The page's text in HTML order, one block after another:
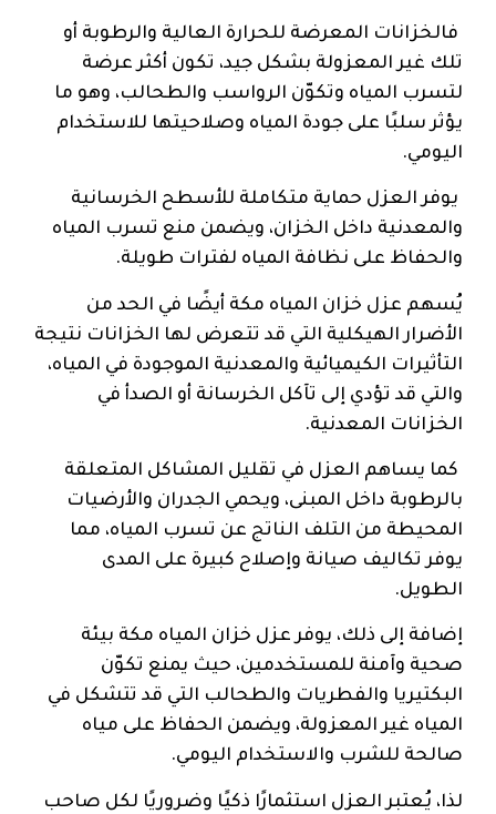
فالخزانات المعرضة للحرارة العالية والرطوبة أو
تلك غير المعزولة بشكل جيد، تكون أكثر عرضة
لتسرب المياه وتكوّن الرواسب والطحالب، وهو ما
يؤثر سلبًا على جودة المياه وصلاحيتها للاستخدام
اليومي.
يوفر العزل حماية متكاملة للأسطح الخرسانية
والمعدنية داخل الخزان، ويضمن منع تسرب المياه
والحفاظ على نظافة المياه لفترات طويلة.
يُسهم عزل خزان المياه مكة أيضًا في الحد من
الأضرار الهيكلية التي قد تتعرض لها الخزانات نتيجة
التأثيرات الكيميائية والمعدنية الموجودة في المياه،
والتي قد تؤدي إلى تآكل الخرسانة أو الصدأ في
الخزانات المعدنية.
كما يساهم العزل في تقليل المشاكل المتعلقة
بالرطوبة داخل المبنى، ويحمي الجدران والأرضيات
المحيطة من التلف الناتج عن تسرب المياه، مما
يوفر تكاليف صيانة وإصلاح كبيرة على المدى
الطويل.
إضافة إلى ذلك، يوفر عزل خزان المياه مكة بيئة
صحية وآمنة للمستخدمين، حيث يمنع تكوّن
البكتيريا والفطريات والطحالب التي قد تتشكل في
المياه غير المعزولة، ويضمن الحفاظ على مياه
صالحة للشرب والاستخدام اليومي.
لذا، يُعتبر العزل استثمارًا ذكيًا وضروريًا لكل صاحب